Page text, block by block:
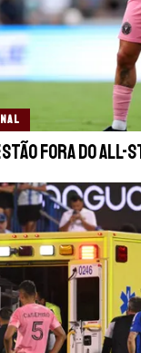
fora do All-